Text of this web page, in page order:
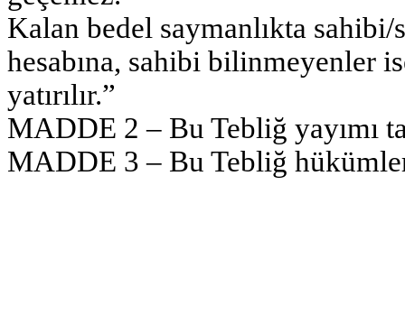
Kalan bedel saymanlıkta sahibi/
hesabına, sahibi bilinmeyenler
yatırılır.”
MADDE 2 – Bu Tebliğ yayımı
MADDE 3 – Bu Tebliğ